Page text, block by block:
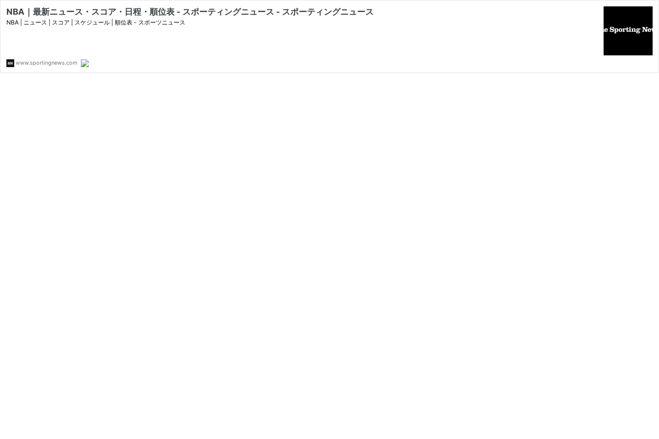
NBA｜最新ニュース・スコア・日程・順位表 - スポーティングニュース - スポーティングニュース
NBA | ニュース | スコア | スケジュール | 順位表 - スポーツニュース
www.sportingnews.com